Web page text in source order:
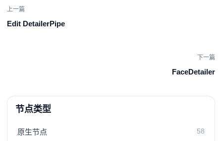
上一篇
Edit DetailerPipe
下一篇
FaceDetailer
节点类型
原生节点 58